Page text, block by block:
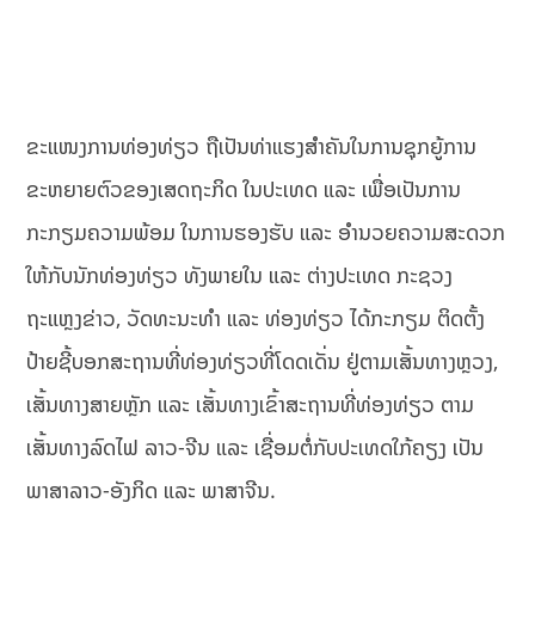
ຂະແໜງການທ່ອງທ່ຽວ ຖືເປັນທ່າແຮງສຳຄັນໃນການຊຸກຍູ້ການ
ຂະຫຍາຍຕົວຂອງເສດຖະກິດ ໃນປະເທດ ແລະ ເພື່ອເປັນການ
ກະກຽມຄວາມພ້ອມ ໃນການຮອງຮັບ ແລະ ອຳນວຍຄວາມສະດວກ
ໃຫ້ກັບນັກທ່ອງທ່ຽວ ທັງພາຍໃນ ແລະ ຕ່າງປະເທດ ກະຊວງ
ຖະແຫຼງຂ່າວ, ວັດທະນະທຳ ແລະ ທ່ອງທ່ຽວ ໄດ້ກະກຽມ ຕິດຕັ້ງ
ປ້າຍຊີ້ບອກສະຖານທີ່ທ່ອງທ່ຽວທີ່ໂດດເດັ່ນ ຢູ່ຕາມເສັ້ນທາງຫຼວງ,
ເສັ້ນທາງສາຍຫຼັກ ແລະ ເສັ້ນທາງເຂົ້າສະຖານທີ່ທ່ອງທ່ຽວ ຕາມ
ເສັ້ນທາງລົດໄຟ ລາວ-ຈີນ ແລະ ເຊື່ອມຕໍ່ກັບປະເທດໃກ້ຄຽງ ເປັນ
ພາສາລາວ-ອັງກິດ ແລະ ພາສາຈີນ.